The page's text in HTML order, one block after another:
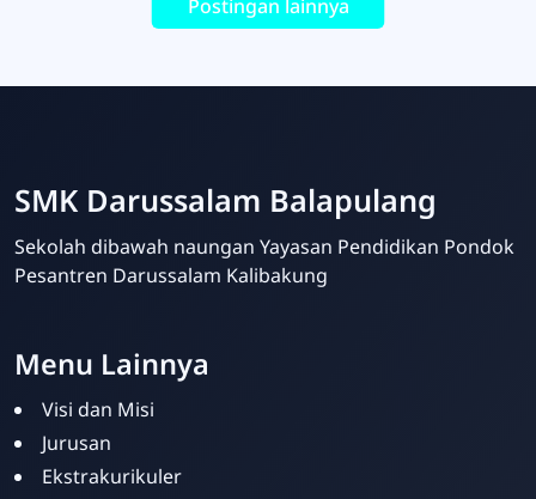
Postingan lainnya
SMK Darussalam Balapulang
Sekolah dibawah naungan Yayasan Pendidikan Pondok
Pesantren Darussalam Kalibakung
Menu Lainnya
Visi dan Misi
Jurusan
Ekstrakurikuler